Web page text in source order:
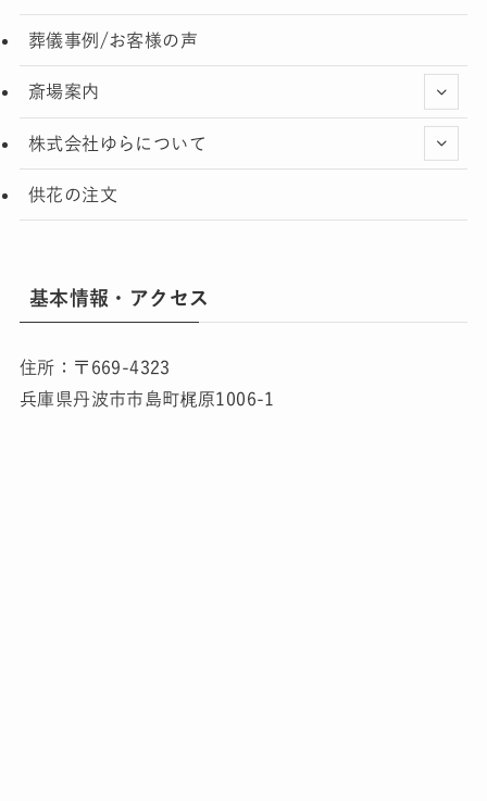
葬儀事例/お客様の声
斎場案内
株式会社ゆらについて
供花の注文
基本情報・アクセス
住所：〒669-4323
兵庫県丹波市市島町梶原1006-1